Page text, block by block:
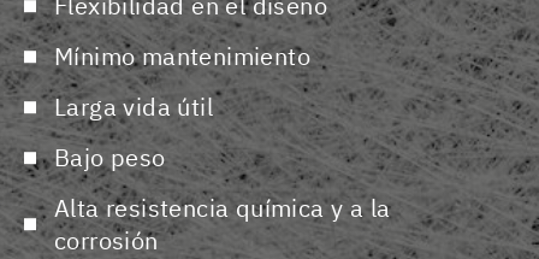
Mínimo mantenimiento
Larga vida útil
Bajo peso
Alta resistencia química y a la
corrosión